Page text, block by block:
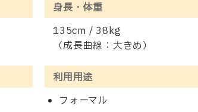
身長・体重
135cm / 38kg
（成長曲線：大きめ）
利用用途
フォーマル